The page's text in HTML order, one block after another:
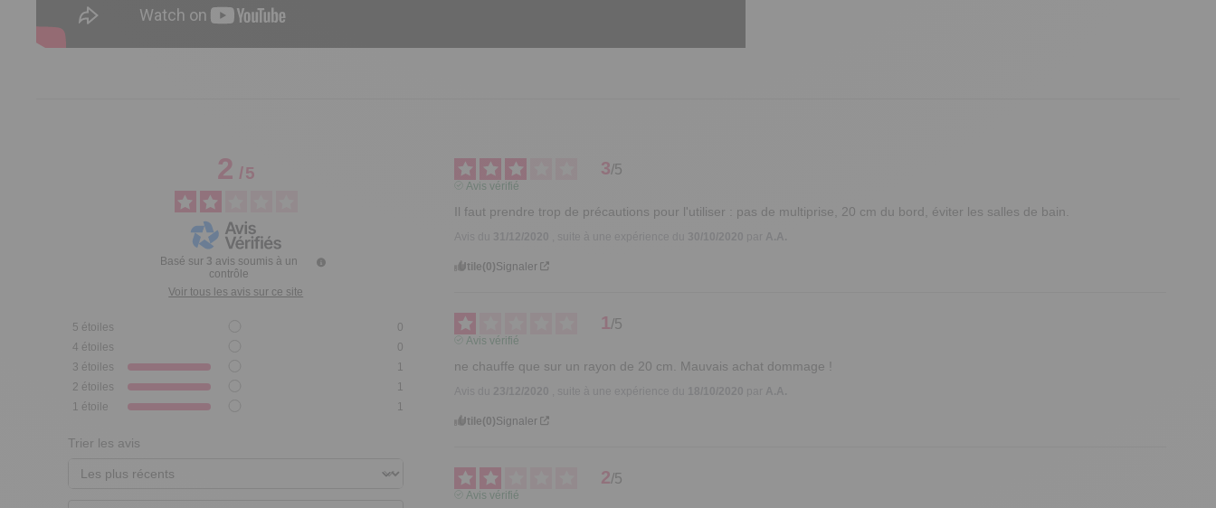
2/5
Basé sur 3 avis soumis à un
contrôle
Voir tous les avis sur ce site
5 étoiles
0
4 étoiles
0
3 étoiles
1
2 étoiles
1
1 étoile 1
Trier les avis
3/5
Avis vérifié
Il faut prendre trop de précautions pour l'utiliser : pas de multiprise, 20 cm du bord, éviter les salles de bain.
31/12/2020
Utile(0)Signaler
1/5
Avis vérifié
ne chauffe que sur un rayon de 20 cm. Mauvais achat dommage !
Utile(0)Signaler
2/5
Avis vérifié